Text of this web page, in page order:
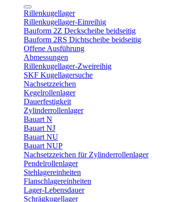
Rillenkugellager
Rillenkugellager-Einreihig
Bauform 2Z Deckscheibe beidseitig
Bauform 2RS Dichtscheibe beidseitig
Offene Ausführung
Abmessungen
Rillenkugellager-Zweireihig
SKF Kugellagersuche
Nachsetzzeichen
Kegelrollenlager
Dauerfestigkeit
Zylinderrollenlager
Bauart N
Bauart NJ
Bauart NU
Bauart NUP
Nachsetzzeichen für Zylinderrollenlager
Pendelrollenlager
Stehlagereinheiten
Flanschlagereinheiten
Lager-Lebensdauer
Schrägkugellager